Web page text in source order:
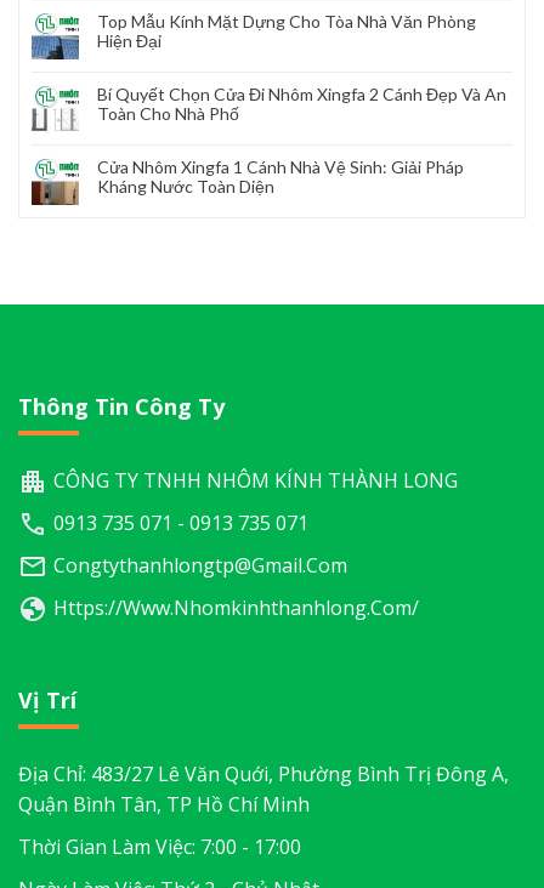
Top Mẫu Kính Mặt Dựng Cho Tòa Nhà Văn Phòng
Hiện Đại
Bí Quyết Chọn Cửa Đi Nhôm Xingfa 2 Cánh Đẹp Và An
Toàn Cho Nhà Phố
Cửa Nhôm Xingfa 1 Cánh Nhà Vệ Sinh: Giải Pháp
Kháng Nước Toàn Diện
Thông Tin Công Ty
CÔNG TY TNHH NHÔM KÍNH THÀNH LONG
0913 735 071 - 0913 735 071
Congtythanhlongtp@gmail.com
Https://www.nhomkinhthanhlong.com/
Vị Trí
Địa Chỉ: 483/27 Lê Văn Quới, Phường Bình Trị Đông A,
Quận Bình Tân, TP Hồ Chí Minh
Thời Gian Làm Việc: 7:00 - 17:00